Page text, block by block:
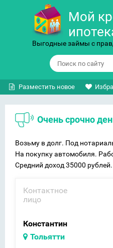
Мой
Выгодные займы с
Разместить новое
Очень срочно
Возьму в долг. Под
На покупку автомобиля.
Средний доход 35000 рублей.
Контактное
лицо
Константин
Тольятти